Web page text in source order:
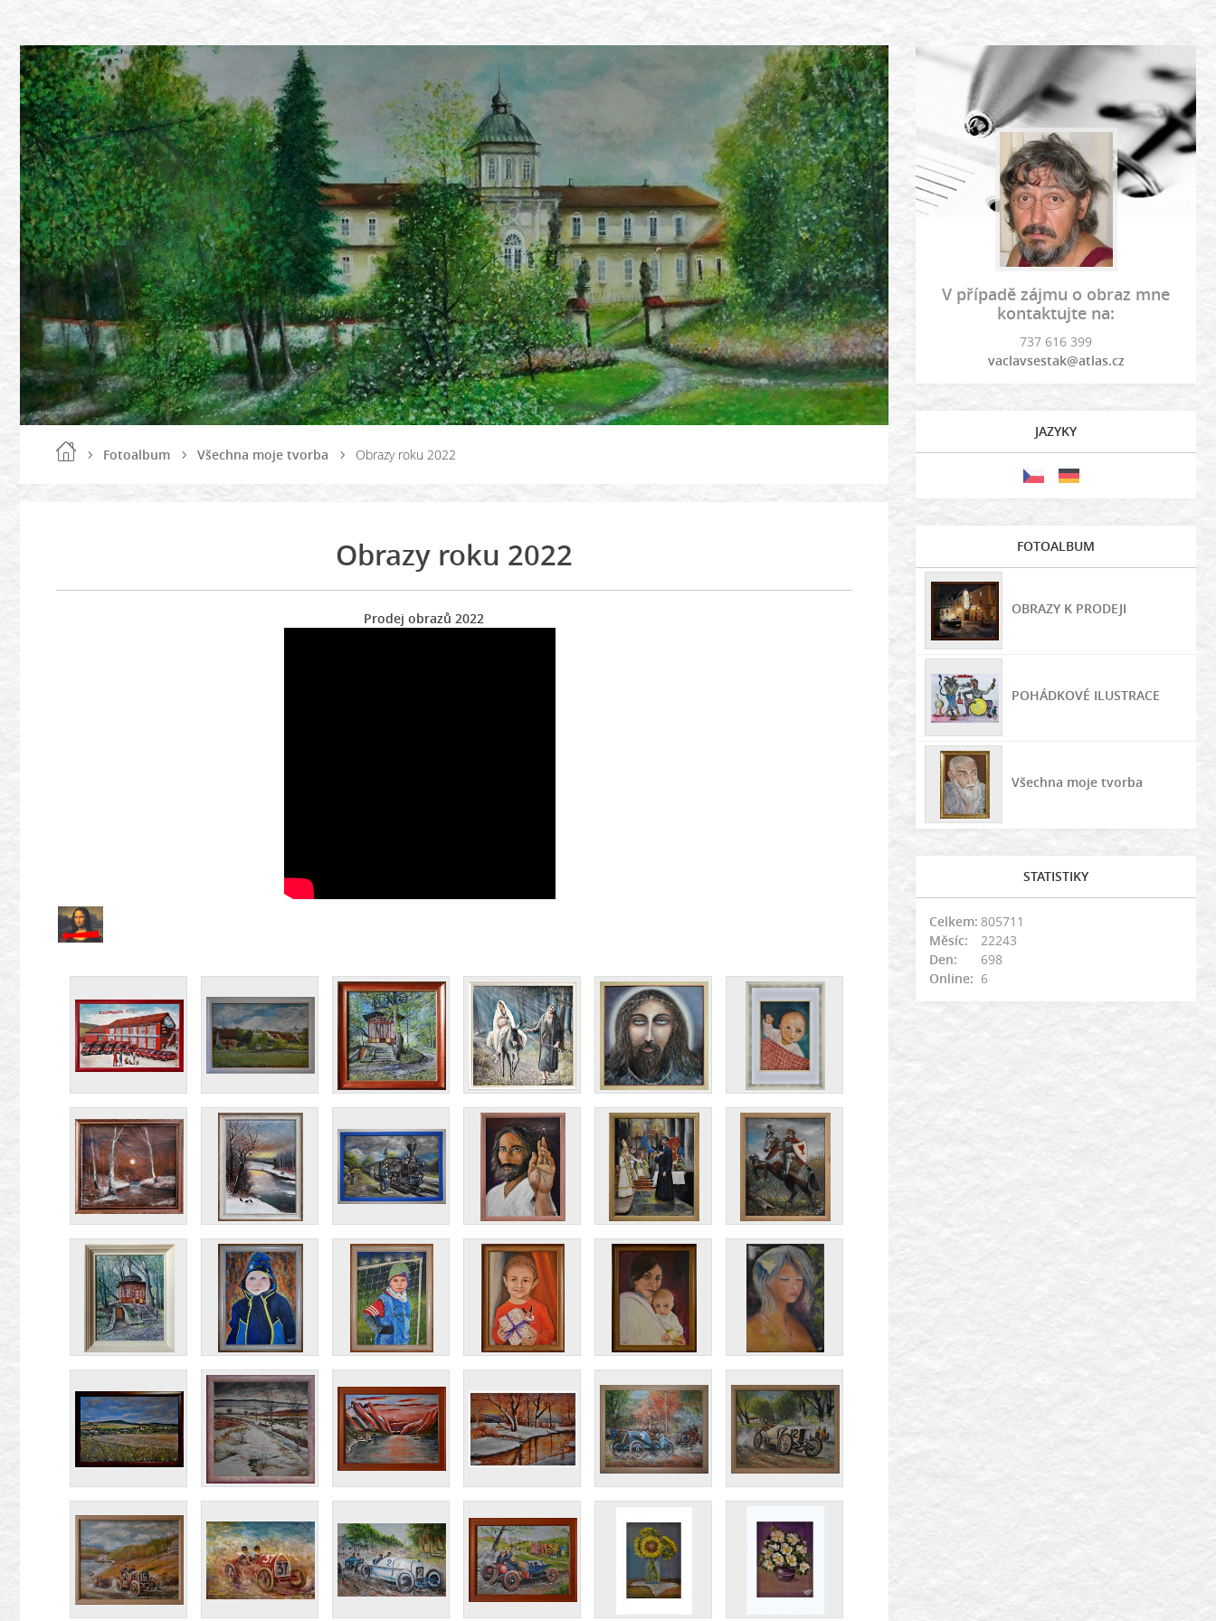
Fotoalbum Všechna moje tvorba Obrazy roku 2022
Obrazy roku 2022
Prodej obrazů 2022
V případě zájmu o obraz mne
kontaktujte na:
737 616 399
vaclavsestak@atlas.cz
JAZYKY
FOTOALBUM
OBRAZY K PRODEJI
POHÁDKOVÉ ILUSTRACE
Všechna moje tvorba
STATISTIKY
Online: 6
Celkem: 805711
Měsíc:
22243
Den:
698